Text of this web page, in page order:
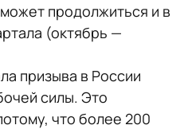
продолжиться и в
(октябрь —
призыва в России
силы. Это
что более 200